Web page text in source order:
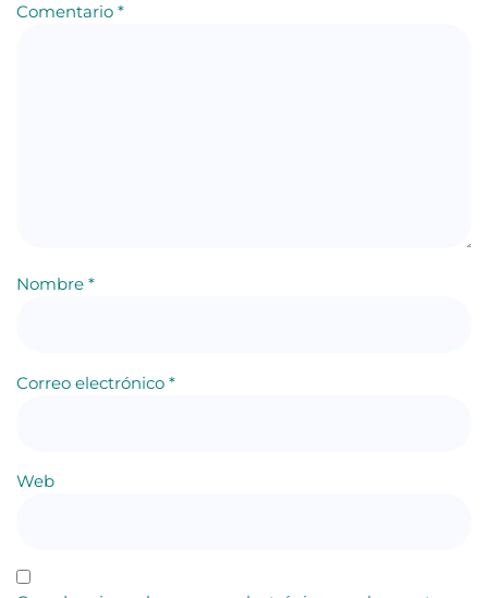
Comentario *
Nombre *
Correo electrónico *
Web